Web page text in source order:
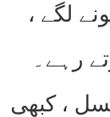
لگے ،
رہے۔
، کبھی